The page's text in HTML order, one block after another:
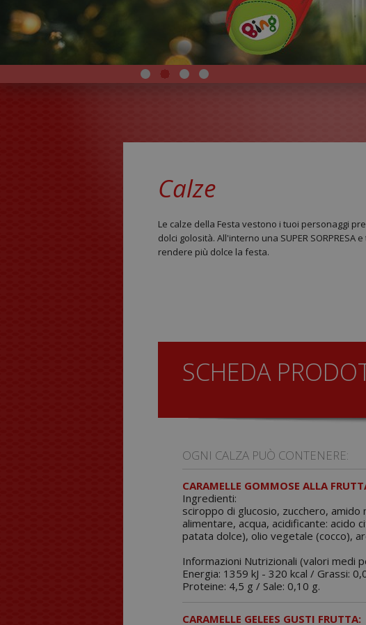
Calze
Le calze della Festa vestono i tuoi personaggi
dolci golosità. All'interno una SUPER SORPRESA
rendere più dolce la festa.
SCHEDA
OGNI CALZA PUÒ CONTENERE:
CARAMELLE GOMMOSE ALLA
Ingredienti:
sciroppo di glucosio, zucchero,
alimentare, acqua, acidificante: acido
patata dolce), olio vegetale (cocco),
Informazioni Nutrizionali (valori medi
Energia: 1359 kJ - 320 kcal / Grassi:
Proteine: 4,5 g / Sale: 0,10 g.
CARAMELLE GELEES GUSTI FRUTTA: